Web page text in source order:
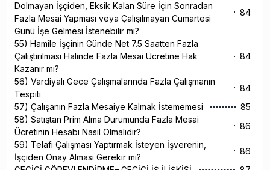
Dolmayan İşçiden, Eksik Kalan Süre İçin Sonradan
Fazla Mesai Yapması veya Çalışılmayan Cumartesi
Günü İşe Gelmesi İstenebilir mi?
84
55) Hamile İşçinin Günde Net 7.5 Saatten Fazla
Çalıştırılması Halinde Fazla Mesai Ücretine Hak
Kazanır mı?
84
56) Vardiyalı Gece Çalışmalarında Fazla Çalışmanın
Tespiti
84
57) Çalışanın Fazla Mesaiye Kalmak İstememesi
85
58) Satıştan Prim Alma Durumunda Fazla Mesai
Ücretinin Hesabı Nasıl Olmalıdır?
86
59) Telafi Çalışması Yaptırmak İsteyen İşverenin,
İşçiden Onay Alması Gerekir mi?
86